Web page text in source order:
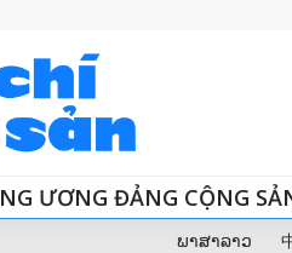
ƯƠNG ĐẢNG CỘNG
ພາສາລາວ